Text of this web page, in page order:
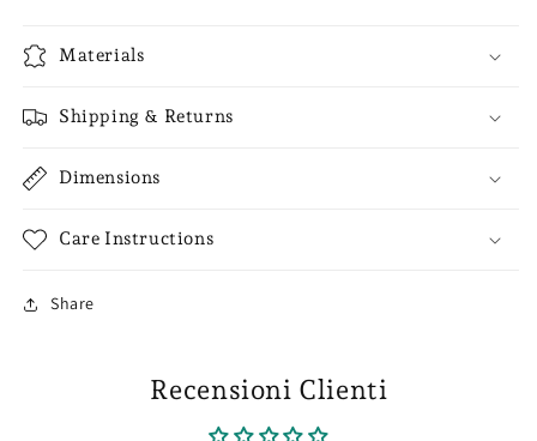
Materials
Shipping & Returns
Dimensions
Care Instructions
Share
Recensioni Clienti